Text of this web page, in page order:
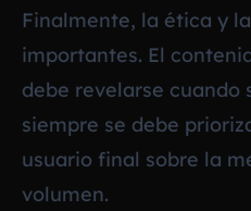
Finalmente, la ética y
importantes. El
debe revelarse cuando
siempre se debe
usuario final sobre la
volumen.